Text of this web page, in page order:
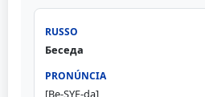
Беседа
[Be-SYE-da]